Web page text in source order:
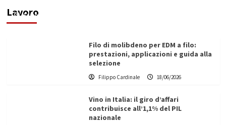
LavoroFilippo Cardinale
Filo di molibdeno per EDM a filo:
prestazioni, applicazioni e guida alla
selezione
Filippo Cardinale 18/06/2026
Vino in Italia: il giro d’affari
contribuisce all’1,1% del PIL
nazionale